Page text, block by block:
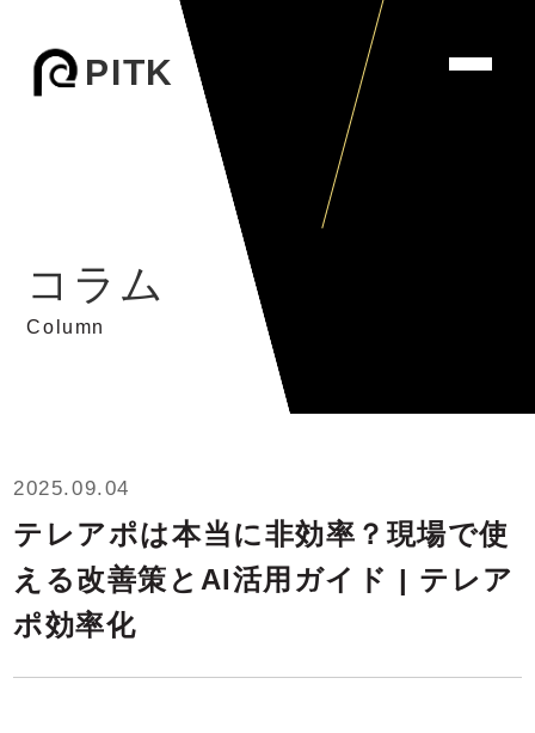
PITK
コラム
Column
2025.09.04
テレアポは本当に非効率？現場で使
える改善策とAI活用ガイド | テレア
ポ効率化